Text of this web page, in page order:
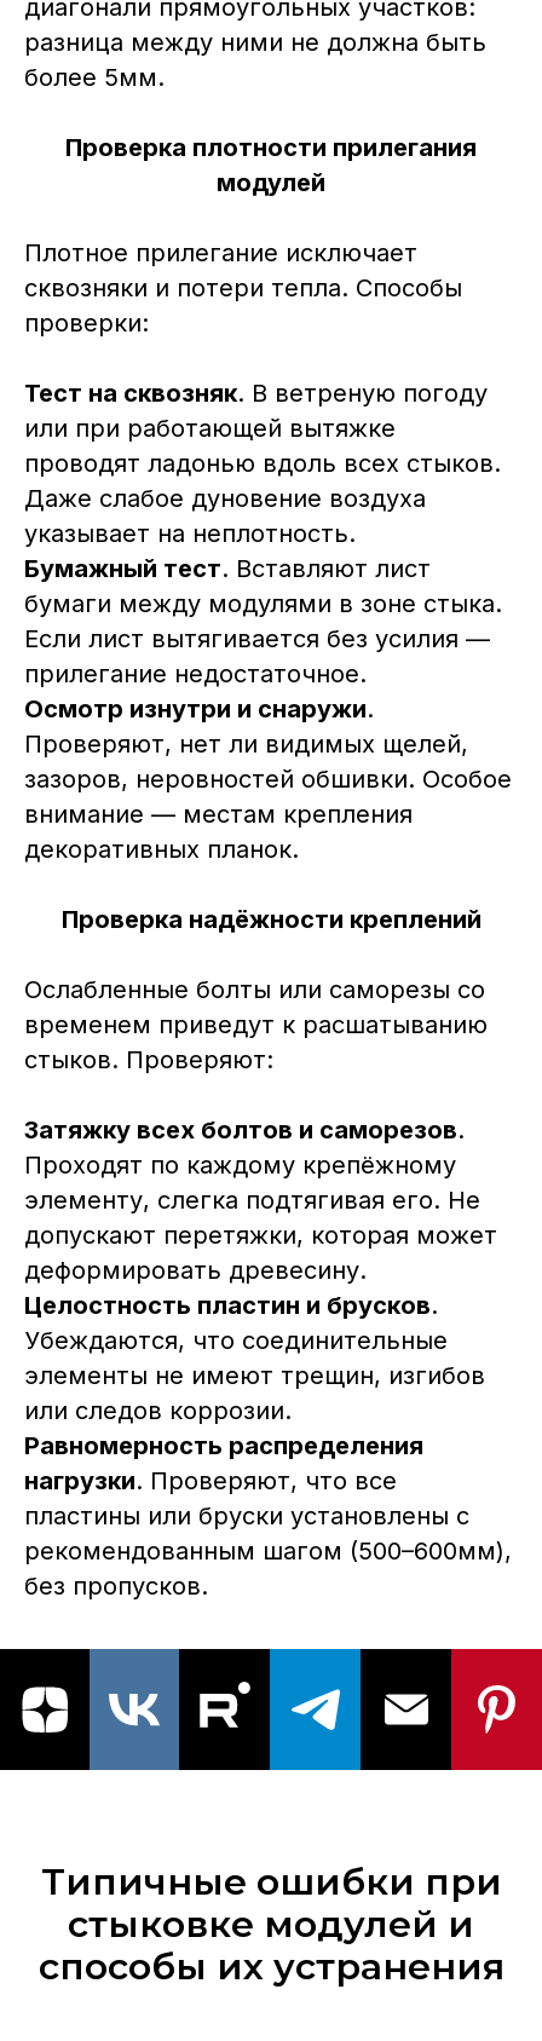
диагонали прямоугольных участков:
разница между ними не должна быть
более 5мм.
Проверка плотности прилегания
модулей
Плотное прилегание исключает
сквозняки и потери тепла. Способы
проверки:
Тест на сквозняк. В ветреную погоду
или при работающей вытяжке
проводят ладонью вдоль всех стыков.
Даже слабое дуновение воздуха
указывает на неплотность.
Бумажный тест. Вставляют лист
бумаги между модулями в зоне стыка.
Если лист вытягивается без усилия —
прилегание недостаточное.
Осмотр изнутри и снаружи.
Проверяют, нет ли видимых щелей,
зазоров, неровностей обшивки. Особое
внимание — местам крепления
декоративных планок.
Проверка надёжности креплений
Ослабленные болты или саморезы со
временем приведут к расшатыванию
стыков. Проверяют:
Затяжку всех болтов и саморезов.
Проходят по каждому крепёжному
элементу, слегка подтягивая его. Не
допускают перетяжки, которая может
деформировать древесину.
Целостность пластин и брусков.
Убеждаются, что соединительные
элементы не имеют трещин, изгибов
или следов коррозии.
Равномерность распределения
нагрузки. Проверяют, что все
пластины или бруски установлены с
рекомендованным шагом (500–600мм),
без пропусков.
Типичные ошибки при
стыковке модулей и
способы их устранения